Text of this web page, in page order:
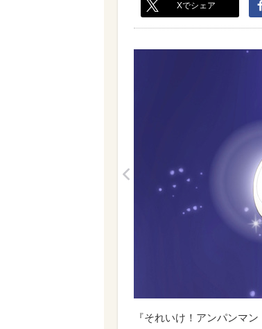
Xでシェア
『それいけ！アンパンマ